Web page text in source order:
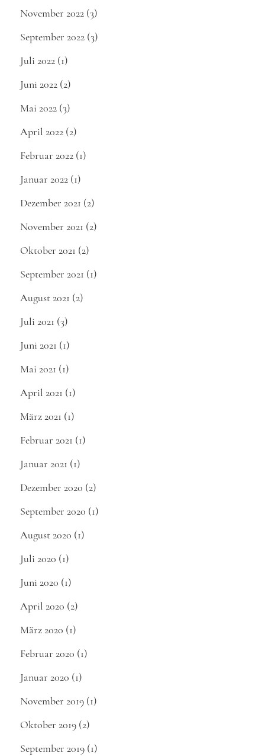
November 2022 (3)
September 2022 (3)
Juli 2022 (1)
Juni 2022 (2)
Mai 2022 (3)
April 2022 (2)
Februar 2022 (1)
Januar 2022 (1)
Dezember 2021 (2)
November 2021 (2)
Oktober 2021 (2)
September 2021 (1)
August 2021 (2)
Juli 2021 (3)
Juni 2021 (1)
Mai 2021 (1)
April 2021 (1)
März 2021 (1)
Februar 2021 (1)
Januar 2021 (1)
Dezember 2020 (2)
September 2020 (1)
August 2020 (1)
Juli 2020 (1)
Juni 2020 (1)
April 2020 (2)
März 2020 (1)
Februar 2020 (1)
Januar 2020 (1)
November 2019 (1)
Oktober 2019 (2)
September 2019 (1)